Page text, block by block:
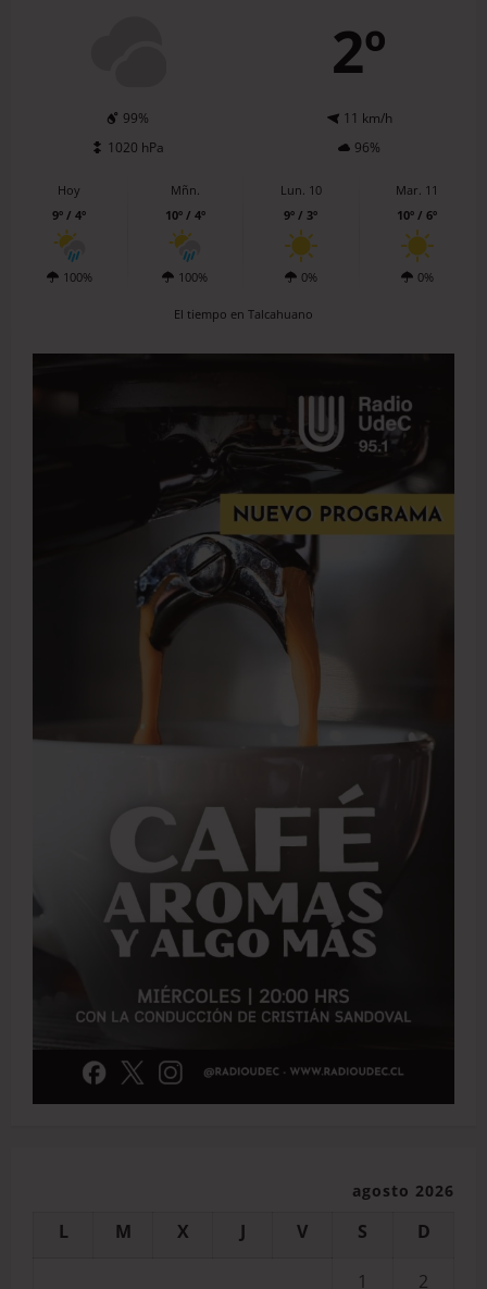
2º
99%
11 km/h
1020 hPa
96%
Hoy
9º / 4º
100%
Mñn.
10º / 4º
100%
Lun. 10
9º / 3º
0%
Mar. 11
10º / 6º
0%
El tiempo en Talcahuano
agosto 2026
L M X J V S D
1
2